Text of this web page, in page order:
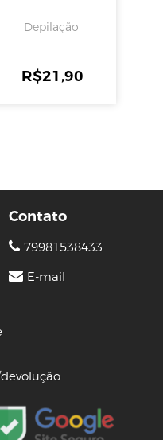
Depilação
R$21,90
Contato
79981538433
E-mail